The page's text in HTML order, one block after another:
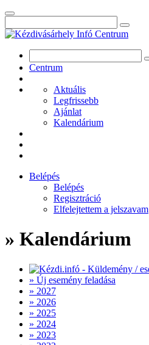
Centrum
Aktuális
Legfrissebb
Ajánlat
Kalendárium
Belépés
Belépés
Regisztráció
Elfelejtettem a jelszavam
» Kalendárium
» Új esemény feladása
» 2027
» 2026
» 2025
» 2024
» 2023